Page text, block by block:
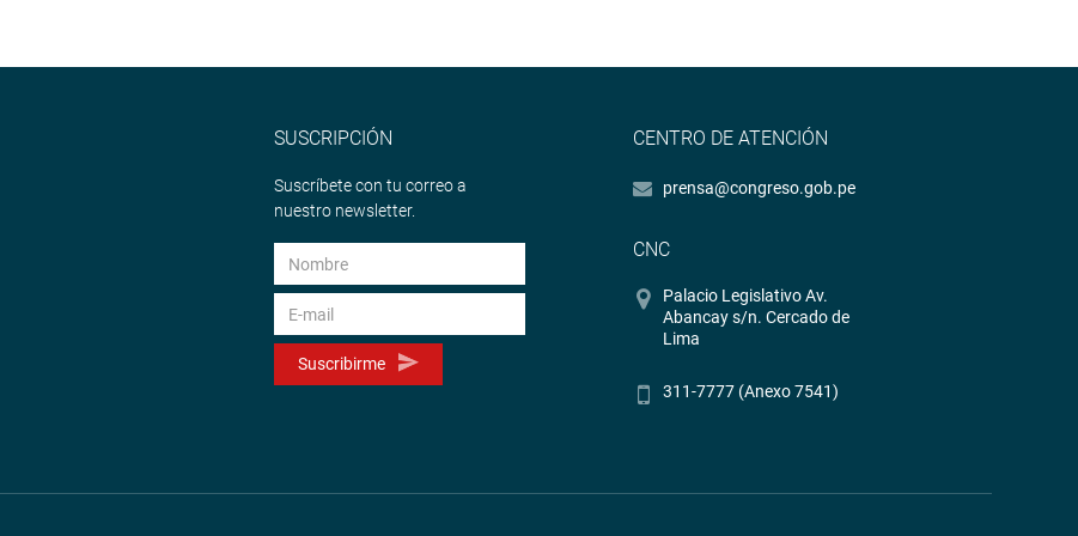
SUSCRIPCIÓN
Suscríbete con tu correo a
nuestro newsletter.
Suscribirme
CENTRO DE ATENCIÓN
prensa@congreso.gob.pe
CNC
Palacio Legislativo Av.
Abancay s/n. Cercado de
Lima
311-7777 (Anexo 7541)